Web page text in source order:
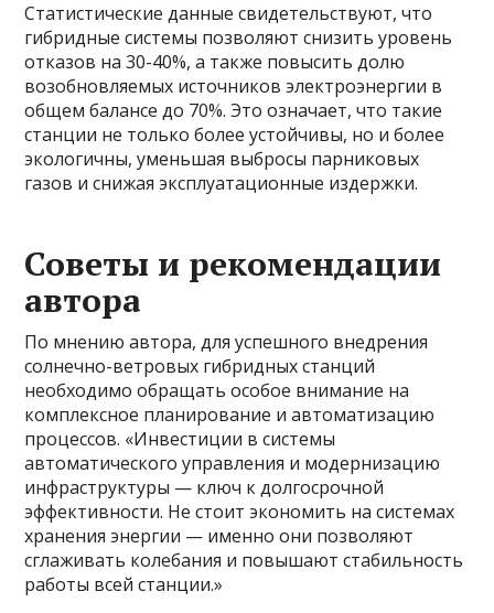
Статистические данные свидетельствуют, что
гибридные системы позволяют снизить уровень
отказов на 30-40%, а также повысить долю
возобновляемых источников электроэнергии в
общем балансе до 70%. Это означает, что такие
станции не только более устойчивы, но и более
экологичны, уменьшая выбросы парниковых
газов и снижая эксплуатационные издержки.
Советы и рекомендации
автора
По мнению автора, для успешного внедрения
солнечно-ветровых гибридных станций
необходимо обращать особое внимание на
комплексное планирование и автоматизацию
процессов. «Инвестиции в системы
автоматического управления и модернизацию
инфраструктуры — ключ к долгосрочной
эффективности. Не стоит экономить на системах
хранения энергии — именно они позволяют
сглаживать колебания и повышают стабильность
работы всей станции.»